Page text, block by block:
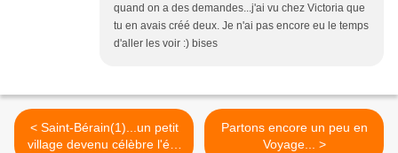
quand on a des demandes...j'ai vu chez Victoria que
tu en avais créé deux. Je n'ai pas encore eu le temps
d'aller les voir :) bises
< Saint-Bérain(1)...un petit
village devenu célèbre l'été
Partons encore un peu en
Voyage... >